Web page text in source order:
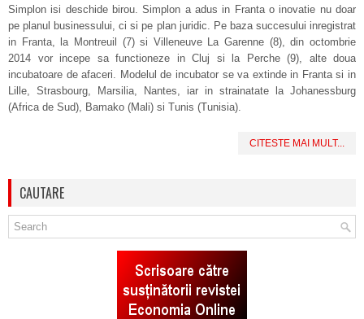
Simplon isi deschide birou. Simplon a adus in Franta o inovatie nu doar
pe planul businessului, ci si pe plan juridic. Pe baza succesului inregistrat
in Franta, la Montreuil (7) si Villeneuve La Garenne (8), din octombrie
2014 vor incepe sa functioneze in Cluj si la Perche (9), alte doua
incubatoare de afaceri. Modelul de incubator se va extinde in Franta si in
Lille, Strasbourg, Marsilia, Nantes, iar in strainatate la Johanessburg
(Africa de Sud), Bamako (Mali) si Tunis (Tunisia).
CITESTE MAI MULT...
CAUTARE